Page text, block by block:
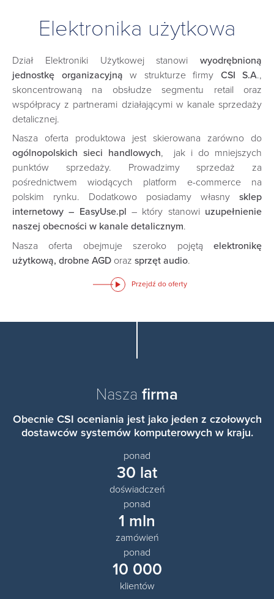
Elektronika użytkowa
Dział Elektroniki Użytkowej stanowi wyodrębnioną
jednostkę organizacyjną w strukturze firmy CSI S.A.,
skoncentrowaną na obsłudze segmentu retail oraz
współpracy z partnerami działającymi w kanale sprzedaży
detalicznej.
Nasza oferta produktowa jest skierowana zarówno do
ogólnopolskich sieci handlowych, jak i do mniejszych
punktów sprzedaży. Prowadzimy sprzedaż za
pośrednictwem wiodących platform e-commerce na
polskim rynku. Dodatkowo posiadamy własny sklep
internetowy – EasyUse.pl – który stanowi uzupełnienie
naszej obecności w kanale detalicznym.
Nasza oferta obejmuje szeroko pojętą elektronikę
użytkową, drobne AGD oraz sprzęt audio.
Przejdź do oferty
Nasza firma
Obecnie CSI oceniania jest jako jeden z czołowych
dostawców systemów komputerowych w kraju.
ponad
30 lat
doświadczeń
ponad
1 mln
zamówień
ponad
10 000
klientów